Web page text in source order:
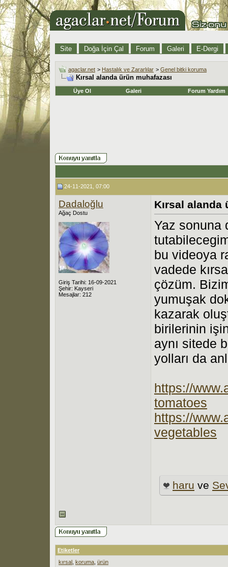
Site Doğa İçin Çal Forum Galeri E-Dergi
agaclar.net > Hastalık ve Zararlılar > Genel bitki koruma
Kırsal alanda ürün muhafazası
Üye Ol Galeri Forum Yardım
24-11-2021, 07:00
Dadaloğlu
Ağaç Dostu
Giriş Tarihi: 16-09-2021
Şehir: Kayseri
Mesajlar: 212
Kırsal alanda
Yaz sonuna
bu videoya
vadede
çözüm.
yumuşak
kazarak
birilerinin
aynı sitede
yolları da
https://
tomatoes
https://
vegetables
haru ve
Etiketler
kırsal koruma ürün